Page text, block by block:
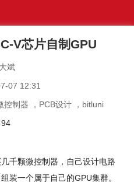
V芯片自制GPU
斌
07 12:31
控制器 ， PCB设计 ， bitluni
千颗微控制器，自己设计电路
装一个属于自己的GPU集群。